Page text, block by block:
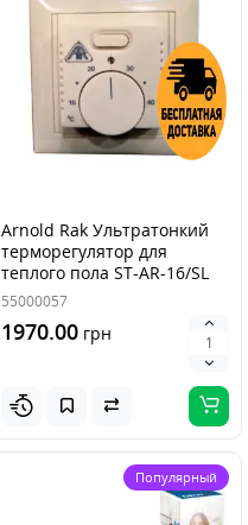
Arnold Rak Ультратонкий
терморегулятор для
теплого пола ST-AR-16/SL
55000057
1970.00 грн
Популярный